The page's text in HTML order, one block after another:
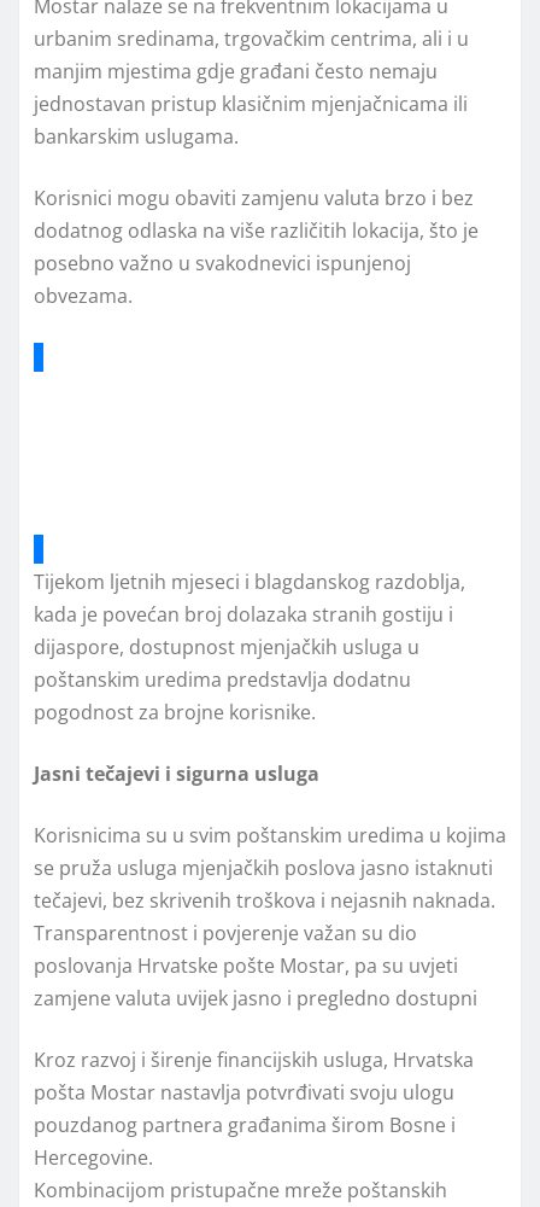
Mostar nalaze se na frekventnim lokacijama u
urbanim sredinama, trgovačkim centrima, ali i u
manjim mjestima gdje građani često nemaju
jednostavan pristup klasičnim mjenjačnicama ili
bankarskim uslugama.
Korisnici mogu obaviti zamjenu valuta brzo i bez
dodatnog odlaska na više različitih lokacija, što je
posebno važno u svakodnevici ispunjenoj
obvezama.
Tijekom ljetnih mjeseci i blagdanskog razdoblja,
kada je povećan broj dolazaka stranih gostiju i
dijaspore, dostupnost mjenjačkih usluga u
poštanskim uredima predstavlja dodatnu
pogodnost za brojne korisnike.
Jasni tečajevi i sigurna usluga
Korisnicima su u svim poštanskim uredima u kojima
se pruža usluga mjenjačkih poslova jasno istaknuti
tečajevi, bez skrivenih troškova i nejasnih naknada.
Transparentnost i povjerenje važan su dio
poslovanja Hrvatske pošte Mostar, pa su uvjeti
zamjene valuta uvijek jasno i pregledno dostupni
Kroz razvoj i širenje financijskih usluga, Hrvatska
pošta Mostar nastavlja potvrđivati svoju ulogu
pouzdanog partnera građanima širom Bosne i
Hercegovine.
Kombinacijom pristupačne mreže poštanskih